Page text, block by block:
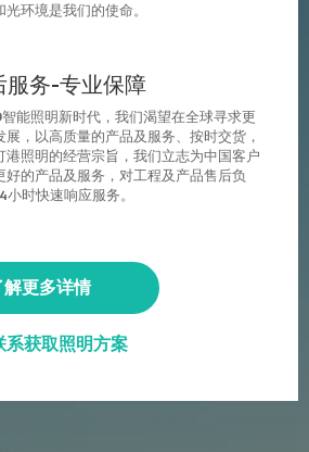
光环境是我们的使命。
服务-专业保障
智能照明新时代，我们渴望在全球寻求更
展，以高质量的产品及服务、按时交货，
港照明的经营宗旨，我们立志为中国客户
好的产品及服务，对工程及产品售后负
小时快速响应服务。
解更多详情
系获取照明方案